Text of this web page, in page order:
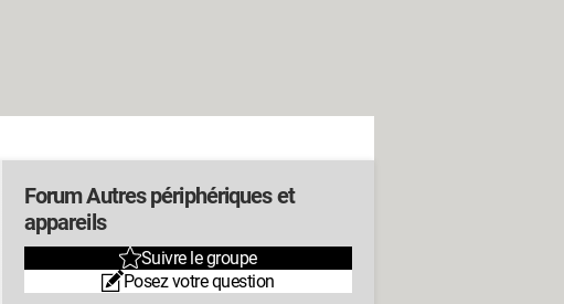
Forum Autres périphériques et
appareils
Suivre le groupe
Posez votre question